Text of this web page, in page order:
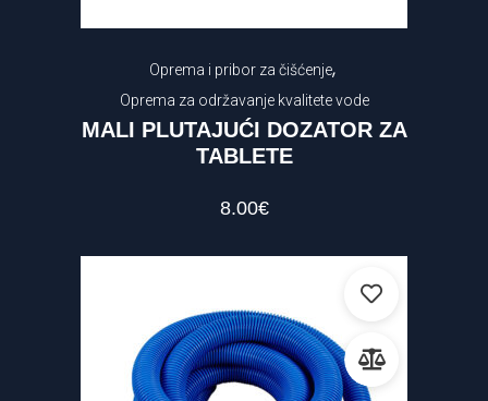
Oprema i pribor za čišćenje,
Oprema za održavanje kvalitete vode
MALI PLUTAJUĆI DOZATOR ZA
TABLETE
8.00€